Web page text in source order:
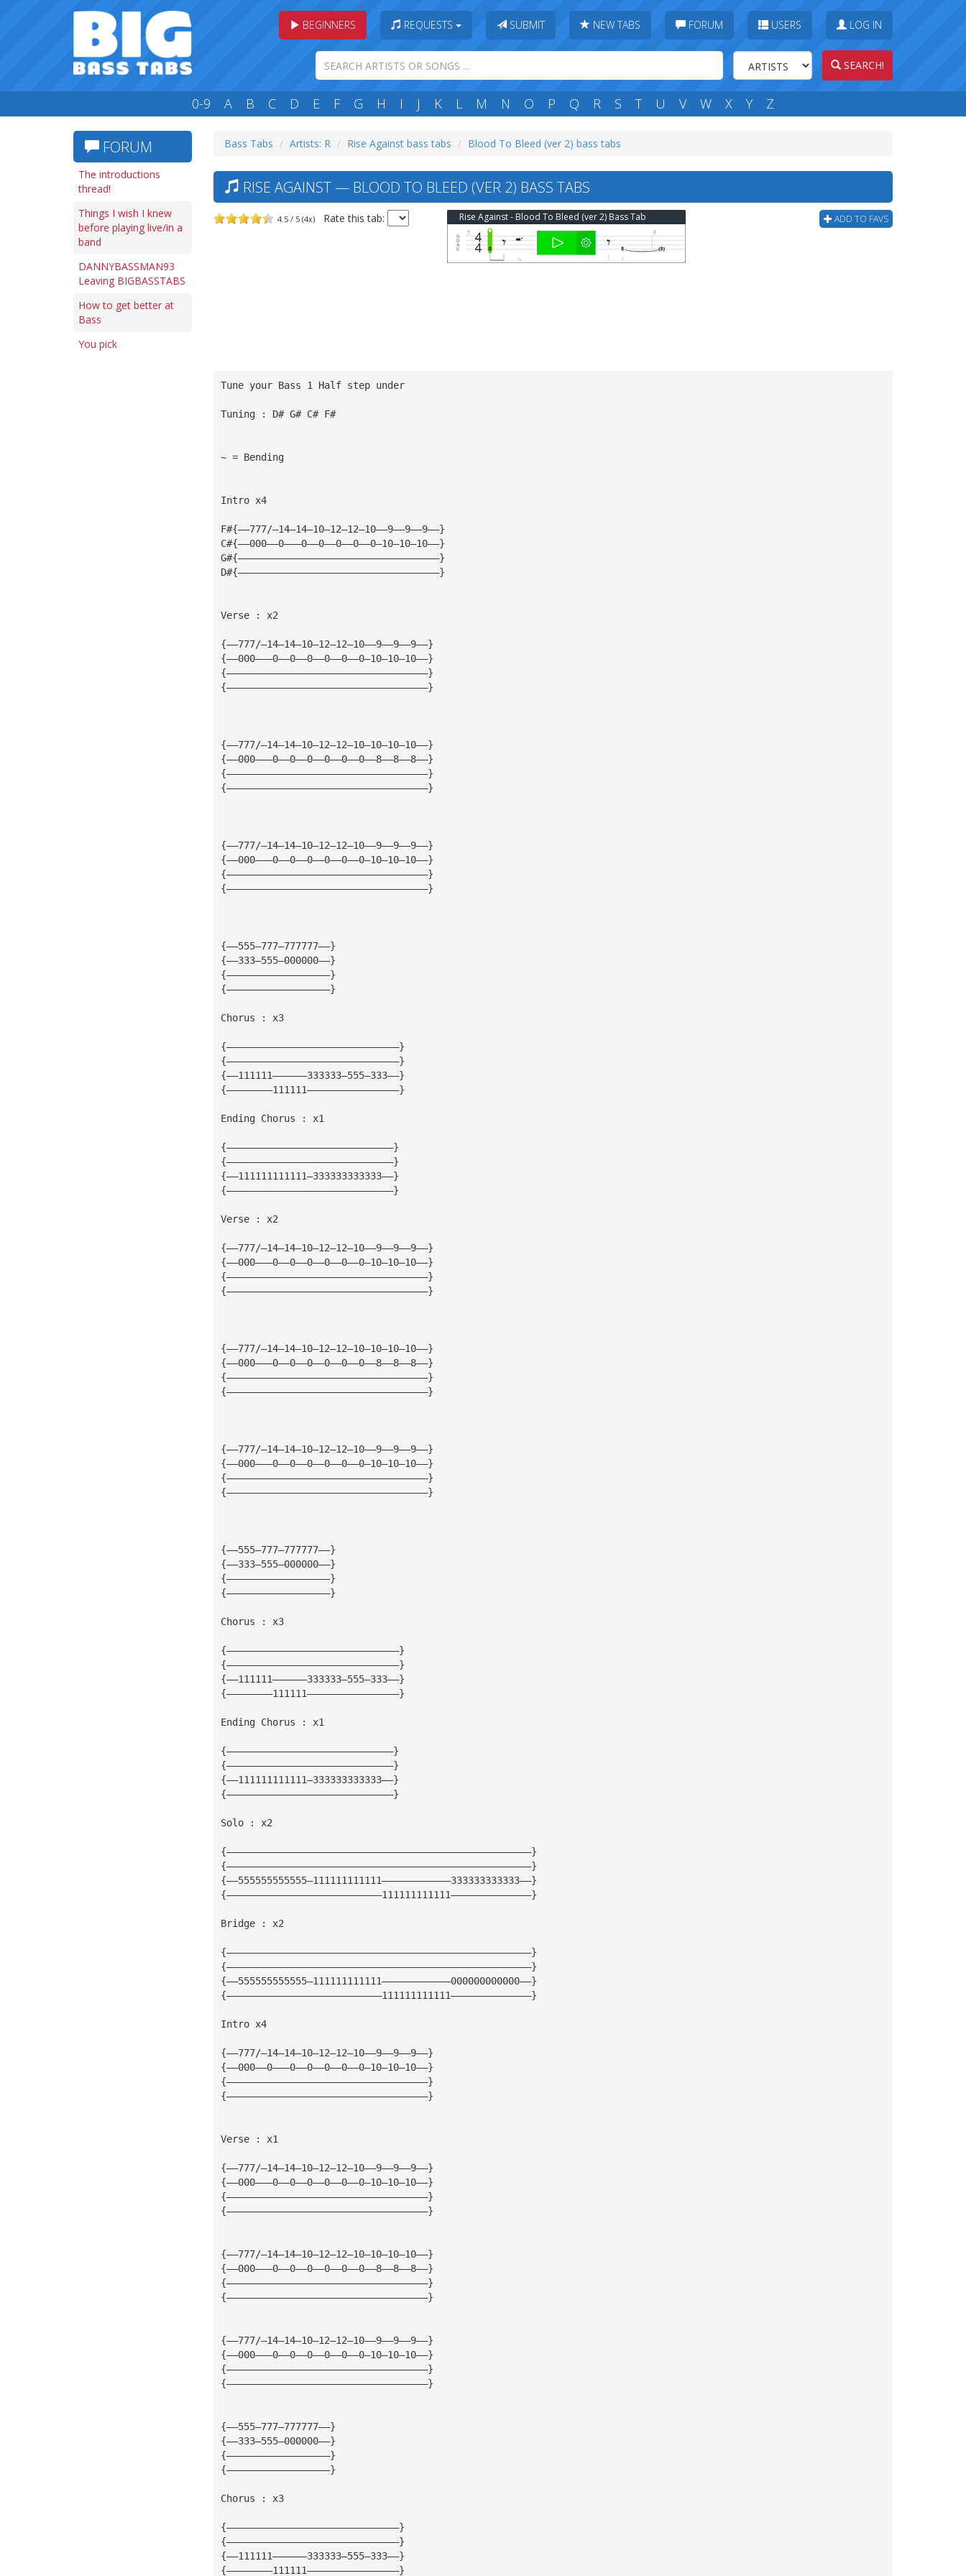
BEGINNERS REQUESTS SUBMIT NEW TABS FORUM USERS LOG IN
SEARCH!
0-9 A B C D E F G H I J K L M N O P Q R S T U V W X Y Z
FORUM
The introductions
thread!
Things I wish I knew
before playing live/in a
band
DANNYBASSMAN93
Leaving BIGBASSTABS
How to get better at
Bass
You pick
Bass Tabs Artists: R Rise Against bass tabs Blood To Bleed (ver 2) bass tabs
RISE AGAINST — BLOOD TO BLEED (VER 2) BASS TABS
4.5 / 5 (4x) Rate this tab: ADD TO FAVS
Rise Against - Blood To Bleed (ver 2) Bass Tab
Tune your Bass 1 Half step under
Tuning : D# G# C# F#
~ = Bending
Intro x4
F#{——777/—14—14—10—12—12—10——9——9——9——}
C#{——000——0———0——0——0——0——0—10—10—10——}
G#{———————————————————————————————————}
D#{———————————————————————————————————}
Verse : x2
{——777/—14—14—10—12—12—10——9——9——9——}
{——000———0——0——0——0——0——0—10—10—10——}
{———————————————————————————————————}
{———————————————————————————————————}
{——777/—14—14—10—12—12—10—10—10—10——}
{——000———0——0——0——0——0——0——8——8——8——}
{———————————————————————————————————}
{———————————————————————————————————}
{——777/—14—14—10—12—12—10——9——9——9——}
{——000———0——0——0——0——0——0—10—10—10——}
{———————————————————————————————————}
{———————————————————————————————————}
{——555—777—777777——}
{——333—555—000000——}
{——————————————————}
{——————————————————}
Chorus : x3
{——————————————————————————————}
{——————————————————————————————}
{——111111——————333333—555—333——}
{————————111111————————————————}
Ending Chorus : x1
{—————————————————————————————}
{—————————————————————————————}
{——111111111111—333333333333——}
{—————————————————————————————}
Verse : x2
{——777/—14—14—10—12—12—10——9——9——9——}
{——000———0——0——0——0——0——0—10—10—10——}
{———————————————————————————————————}
{———————————————————————————————————}
{——777/—14—14—10—12—12—10—10—10—10——}
{——000———0——0——0——0——0——0——8——8——8——}
{———————————————————————————————————}
{———————————————————————————————————}
{——777/—14—14—10—12—12—10——9——9——9——}
{——000———0——0——0——0——0——0—10—10—10——}
{———————————————————————————————————}
{———————————————————————————————————}
{——555—777—777777——}
{——333—555—000000——}
{——————————————————}
{——————————————————}
Chorus : x3
{——————————————————————————————}
{——————————————————————————————}
{——111111——————333333—555—333——}
{————————111111————————————————}
Ending Chorus : x1
{—————————————————————————————}
{—————————————————————————————}
{——111111111111—333333333333——}
{—————————————————————————————}
Solo : x2
{—————————————————————————————————————————————————————}
{—————————————————————————————————————————————————————}
{——555555555555—111111111111————————————333333333333——}
{———————————————————————————111111111111——————————————}
Bridge : x2
{—————————————————————————————————————————————————————}
{—————————————————————————————————————————————————————}
{——555555555555—111111111111————————————000000000000——}
{———————————————————————————111111111111——————————————}
Intro x4
{——777/—14—14—10—12—12—10——9——9——9——}
{——000——0———0——0——0——0——0—10—10—10——}
{———————————————————————————————————}
{———————————————————————————————————}
Verse : x1
{——777/—14—14—10—12—12—10——9——9——9——}
{——000———0——0——0——0——0——0—10—10—10——}
{———————————————————————————————————}
{———————————————————————————————————}
{——777/—14—14—10—12—12—10—10—10—10——}
{——000———0——0——0——0——0——0——8——8——8——}
{———————————————————————————————————}
{———————————————————————————————————}
{——777/—14—14—10—12—12—10——9——9——9——}
{——000———0——0——0——0——0——0—10—10—10——}
{———————————————————————————————————}
{———————————————————————————————————}
{——555—777—777777——}
{——333—555—000000——}
{——————————————————}
{——————————————————}
Chorus : x3
{——————————————————————————————}
{——————————————————————————————}
{——111111——————333333—555—333——}
{————————111111————————————————}